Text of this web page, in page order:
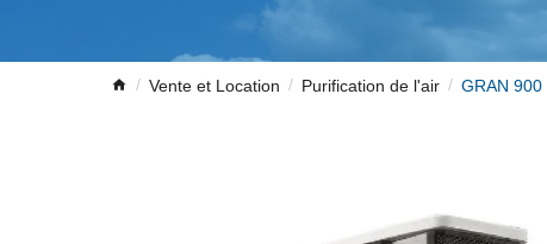
Vente et Location Purification de l'air GRAN 900